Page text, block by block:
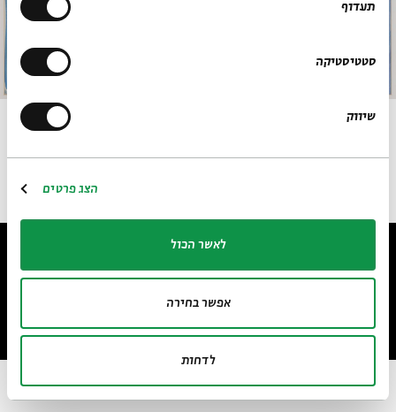
תעדוף
סטטיסטיקה
שיווק
הצג פרטים
לאשר הכול
אפשר בחירה
לדחות
לאתר בית אבי חי RU
EN design by Dov Abramson Studio